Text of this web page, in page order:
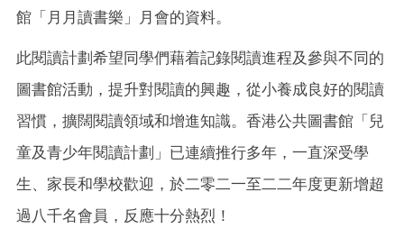
館「月月讀書樂」月會的資料。
此閱讀計劃希望同學們藉着記錄閱讀進程及參與不同的
圖書館活動，提升對閱讀的興趣，從小養成良好的閱讀
習慣，擴闊閱讀領域和增進知識。香港公共圖書館「兒
童及青少年閱讀計劃」已連續推行多年，一直深受學
生、家長和學校歡迎，於二零二一至二二年度更新增超
過八千名會員，反應十分熱烈！